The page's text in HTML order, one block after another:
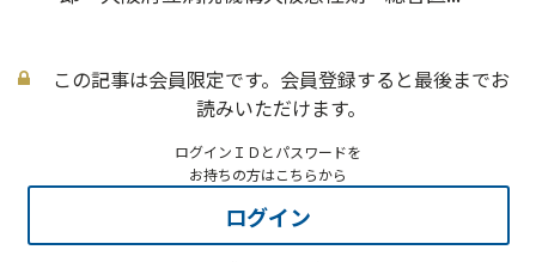
この記事は会員限定です。会員登録すると最後までお
読みいただけます。
ログインＩＤとパスワードを
お持ちの方はこちらから
ログイン